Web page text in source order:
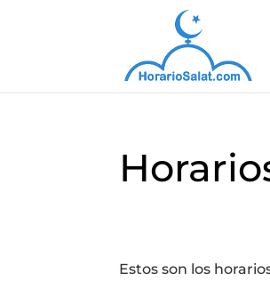
Estos son los